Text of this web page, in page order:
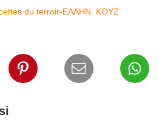
du terroir-ΕΛΛΗΝ. ΚΟΥΖ.